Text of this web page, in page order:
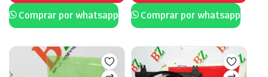
Comprar por whatsapp Comprar por whatsapp